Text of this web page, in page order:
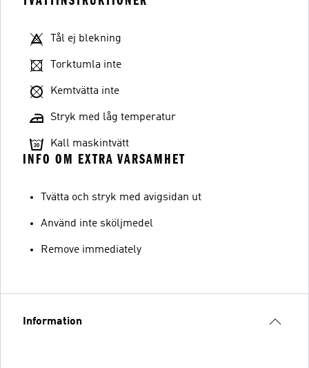
Tål ej blekning
Torktumla inte
Kemtvätta inte
Stryk med låg temperatur
Kall maskintvätt
INFO OM EXTRA VARSAMHET
Tvätta och stryk med avigsidan ut
Använd inte sköljmedel
Remove immediately
Information